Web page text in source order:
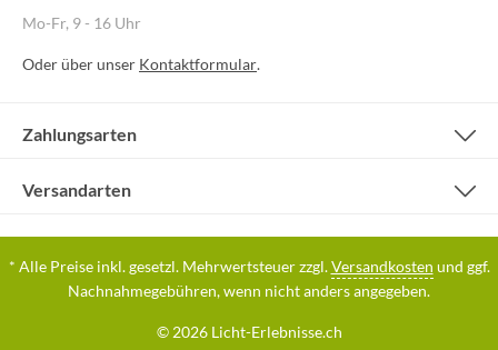
Mo-Fr, 9 - 16 Uhr
Oder über unser Kontaktformular.
Zahlungsarten
Versandarten
* Alle Preise inkl. gesetzl. Mehrwertsteuer zzgl.Versandkosten und ggf.
Nachnahmegebühren, wenn nicht anders angegeben.
© 2026 Licht-Erlebnisse.ch